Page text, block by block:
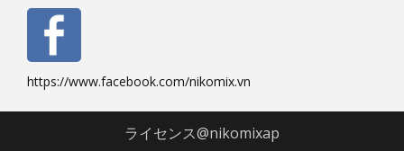
https://www.facebook.com/nikomix.vn
ライセンス@nikomixap